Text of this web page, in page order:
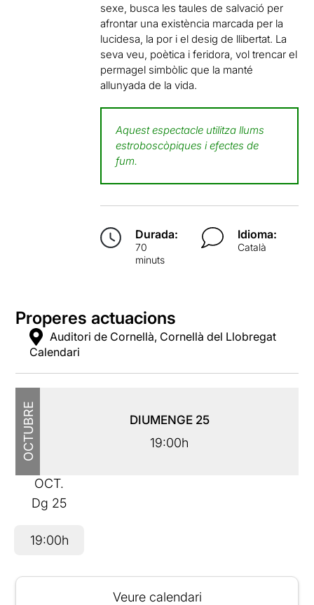
sexe, busca les taules de salvació per
afrontar una existència marcada per la
lucidesa, la por i el desig de llibertat. La
seva veu, poètica i feridora, vol trencar el
permagel simbòlic que la manté
allunyada de la vida.
Aquest espectacle utilitza llums
estroboscòpiques i efectes de
fum.
Durada:
70
minuts
Idioma:
Català
Properes actuacions
Auditori de Cornellà, Cornellà del Llobregat
Calendari
OCTUBRE DIUMENGE 25
19:00h
OCT.
Dg 25
19:00h
Veure calendari